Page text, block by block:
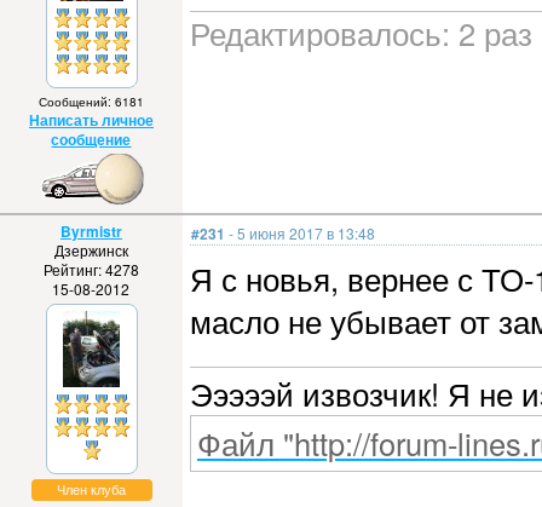
Сообщений: 6181
Написать личное
сообщение
Редактировалось: 2
Byrmistr
Дзержинск
Рейтинг: 4278
15-08-2012
Член клуба
#231 - 5 июня 2017 в 13:48
Я с новья, вернее с
масло не убывает от
Эээээй извозчик! Я не
Файл "http://forum-